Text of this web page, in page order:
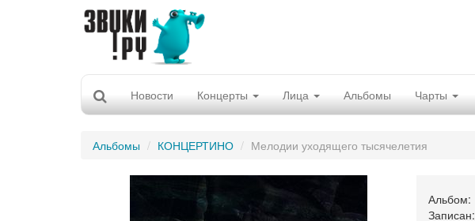
Новости Концерты Лица Альбомы Чарты
Альбомы КОНЦЕРТИНО Мелодии уходящего тысячелетия
Альбом:
Записан: